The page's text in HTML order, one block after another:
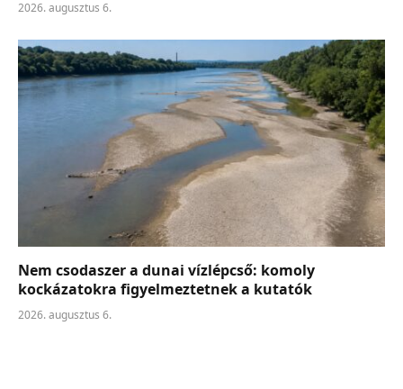
2026. augusztus 6.
Nem csodaszer a dunai vízlépcső: komoly
kockázatokra figyelmeztetnek a kutatók
2026. augusztus 6.